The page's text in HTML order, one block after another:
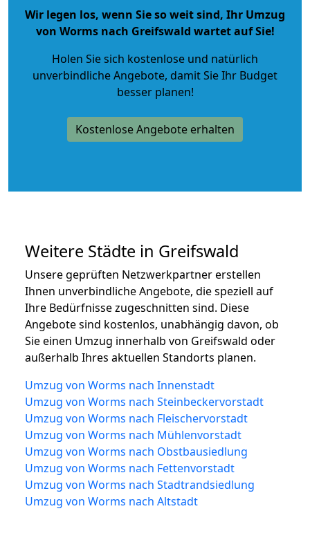
Wir legen los, wenn Sie so weit sind, Ihr Umzug
von Worms nach Greifswald wartet auf Sie!
Holen Sie sich kostenlose und natürlich
unverbindliche Angebote, damit Sie Ihr Budget
besser planen!
Kostenlose Angebote erhalten
Weitere Städte in Greifswald
Unsere geprüften Netzwerkpartner erstellen
Ihnen unverbindliche Angebote, die speziell auf
Ihre Bedürfnisse zugeschnitten sind. Diese
Angebote sind kostenlos, unabhängig davon, ob
Sie einen Umzug innerhalb von Greifswald oder
außerhalb Ihres aktuellen Standorts planen.
Umzug von Worms nach Innenstadt
Umzug von Worms nach Steinbeckervorstadt
Umzug von Worms nach Fleischervorstadt
Umzug von Worms nach Mühlenvorstadt
Umzug von Worms nach Obstbausiedlung
Umzug von Worms nach Fettenvorstadt
Umzug von Worms nach Stadtrandsiedlung
Umzug von Worms nach Altstadt